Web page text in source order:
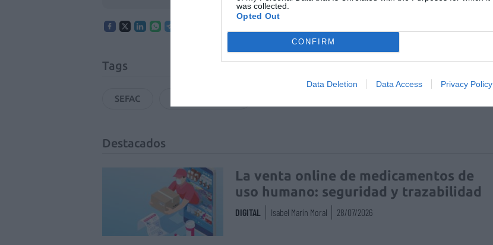
was collected.
Opted Out
CONFIRM
Data Deletion Data Access Privacy Policy
Tags
SEFAC
Destacados
La venta online de medicamentos de
uso humano: seguridad y trazabilidad
DIGITAL Isabel Marín Moral 28/07/2026